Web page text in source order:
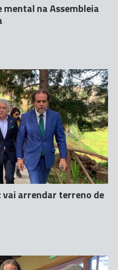
mental na Assembleia
vai arrendar terreno de